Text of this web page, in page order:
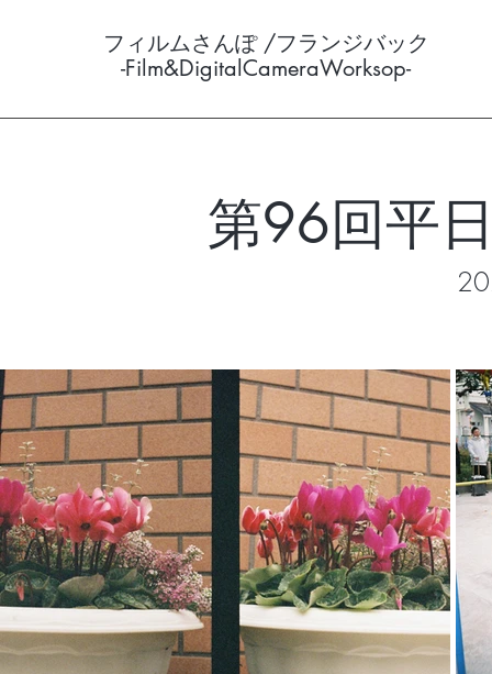
フィルムさんぽ /フランジバック
-Film&DigitalCameraWorksop-
第96回平